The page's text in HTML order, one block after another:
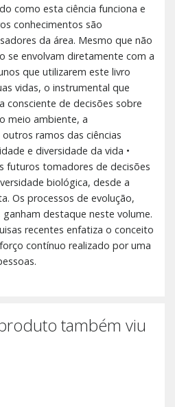
como esta ciência funciona e
conhecimentos são
da área. Mesmo que não
se envolvam diretamente com a
que utilizarem este livro
vidas, o instrumental que
consciente de decisões sobre
meio ambiente, a
ramos das ciências
e diversidade da vida •
futuros tomadores de decisões
biológica, desde a
Os processos de evolução,
destaque neste volume.
recentes enfatiza o conceito
contínuo realizado por uma
também viu